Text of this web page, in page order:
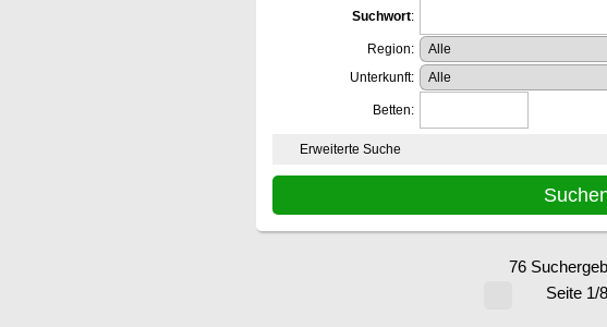
Suchwort:
Region:
Unterkunft:
Betten:
Erweiterte Suche
76
Seite 1/8